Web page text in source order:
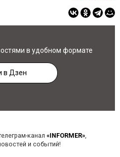
в удобном формате
в Дзен
канал «INFORMER»,
и событий!